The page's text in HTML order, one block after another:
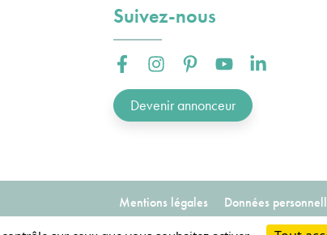
Suivez-nous
Facebook :Instagram :Pinterest :Youtube :Linkedin :
Devenir annonceur
Mentions légales Données